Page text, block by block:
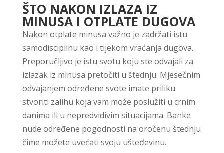
ŠTO NAKON IZLAZA IZ
MINUSA I OTPLATE DUGOVA
Nakon otplate minusa važno je zadržati istu
samodisciplinu kao i tijekom vraćanja dugova.
Preporučljivo je istu svotu koju ste odvajali za
izlazak iz minusa pretočiti u štednju. Mjesečnim
odvajanjem određene svote imate priliku
stvoriti zalihu koja vam može poslužiti u crnim
danima ili u nepredvidivim situacijama. Banke
nude određene pogodnosti na oročenu štednju
čime možete uvećati svoju ušteđevinu.